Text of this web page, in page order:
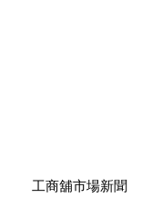
工商舖市場新聞